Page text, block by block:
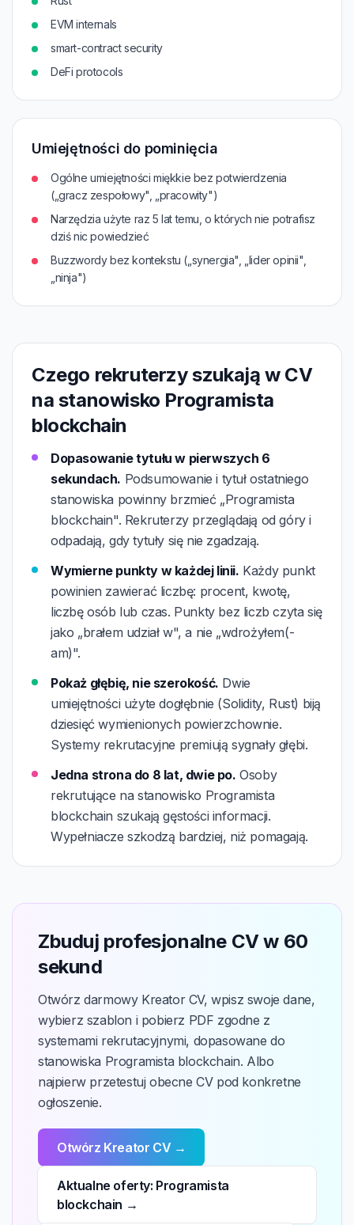
EVM internals
smart-contract security
DeFi protocols
Umiejętności do pominięcia
Ogólne umiejętności miękkie bez potwierdzenia
(„gracz zespołowy", „pracowity")
Narzędzia użyte raz 5 lat temu, o których nie potrafisz
dziś nic powiedzieć
Buzzwordy bez kontekstu („synergia", „lider opinii",
„ninja")
Czego rekruterzy szukają w CV
na stanowisko Programista
blockchain
Dopasowanie tytułu w pierwszych 6
sekundach. Podsumowanie i tytuł ostatniego
stanowiska powinny brzmieć „Programista
blockchain". Rekruterzy przeglądają od góry i
odpadają, gdy tytuły się nie zgadzają.
Wymierne punkty w każdej linii. Każdy punkt
powinien zawierać liczbę: procent, kwotę,
liczbę osób lub czas. Punkty bez liczb czyta się
jako „brałem udział w", a nie „wdrożyłem(-
am)".
Pokaż głębię, nie szerokość. Dwie
umiejętności użyte dogłębnie (Solidity, Rust) biją
dziesięć wymienionych powierzchownie.
Systemy rekrutacyjne premiują sygnały głębi.
Jedna strona do 8 lat, dwie po. Osoby
rekrutujące na stanowisko Programista
blockchain szukają gęstości informacji.
Wypełniacze szkodzą bardziej, niż pomagają.
Zbuduj profesjonalne CV w 60
sekund
Otwórz darmowy Kreator CV, wpisz swoje dane,
wybierz szablon i pobierz PDF zgodne z
systemami rekrutacyjnymi, dopasowane do
stanowiska Programista blockchain. Albo
najpierw przetestuj obecne CV pod konkretne
ogłoszenie.
Otwórz Kreator CV →
Aktualne oferty: Programista
blockchain →